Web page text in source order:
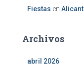
Fiestas en
Archivos
abril 2026